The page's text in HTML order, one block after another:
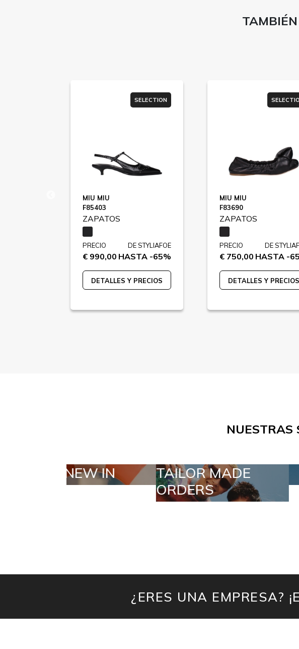
SELECTION
MIU MIU
F85403
ZAPATOS
PRECIO
€ 990,00
DE STYLIAFOE
HASTA -65%
DETALLES Y PRECIOS
MIU MIU
F83690
ZAPATOS
PRECIO
€ 750,00
DE
HASTA -
DETALLES Y PRECIOS
NUESTRAS
TAILOR MADE
ORDERS
SELECTION
¿ERES UNA EMPRESA?